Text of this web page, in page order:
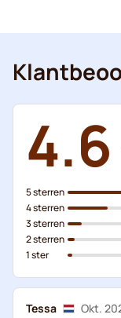
4.6
5 sterren
4 sterren
3 sterren
2 sterren
1 ster
Tessa
Okt.